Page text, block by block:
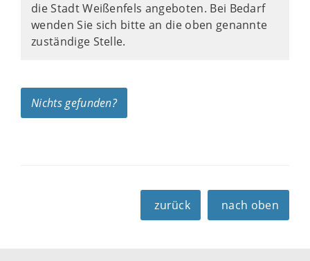
die Stadt Weißenfels angeboten. Bei Bedarf
wenden Sie sich bitte an die oben genannte
zuständige Stelle.
Nichts gefunden?
zurück nach oben